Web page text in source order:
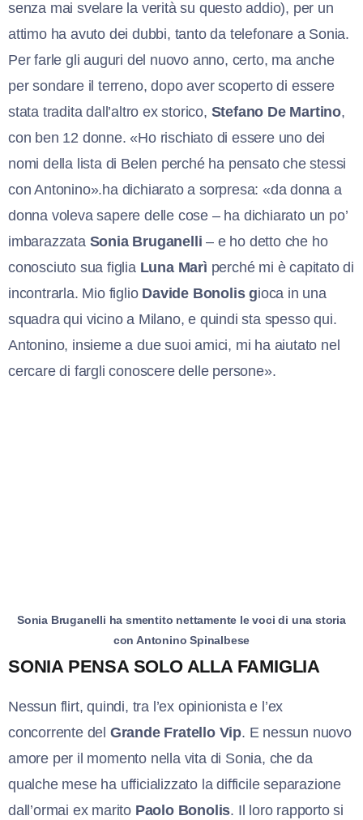
senza mai svelare la verità su questo addio), per un
attimo ha avuto dei dubbi, tanto da telefonare a Sonia.
Per farle gli auguri del nuovo anno, certo, ma anche
per sondare il terreno, dopo aver scoperto di essere
stata tradita dall’altro ex storico, Stefano De Martino,
con ben 12 donne. «Ho rischiato di essere uno dei
nomi della lista di Belen perché ha pensato che stessi
con Antonino».ha dichiarato a sorpresa: «da donna a
donna voleva sapere delle cose – ha dichiarato un po’
imbarazzata Sonia Bruganelli – e ho detto che ho
conosciuto sua figlia Luna Marì perché mi è capitato di
incontrarla. Mio figlio Davide Bonolis gioca in una
squadra qui vicino a Milano, e quindi sta spesso qui.
Antonino, insieme a due suoi amici, mi ha aiutato nel
cercare di fargli conoscere delle persone».
Sonia Bruganelli ha smentito nettamente le voci di una storia
con Antonino Spinalbese
SONIA PENSA SOLO ALLA FAMIGLIA
Nessun flirt, quindi, tra l’ex opinionista e l’ex
concorrente del Grande Fratello Vip. E nessun nuovo
amore per il momento nella vita di Sonia, che da
qualche mese ha ufficializzato la difficile separazione
dall’ormai ex marito Paolo Bonolis. Il loro rapporto si